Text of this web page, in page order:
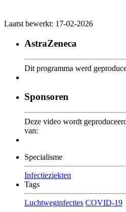
Laatst bewerkt: 17-02-2026
AstraZeneca
Dit programma werd
Sponsoren
Deze video wordt
van:
Specialisme
Infectieziekten
Tags
Luchtweginfecties COVID-19